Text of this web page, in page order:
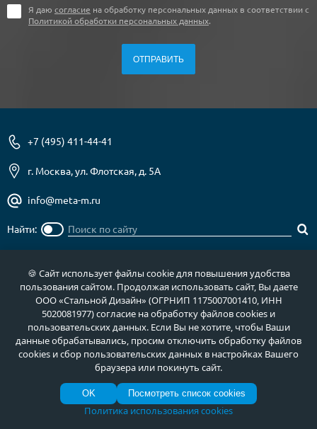
Я даю согласие на обработку персональных данных в соответствии с
Политикой обработки персональных данных.
+7 (495) 411-44-41
г. Москва, ул. Флотская, д. 5А
info@meta-m.ru
Найти:
О нас
Отзывы
Новости
Услуги
Как купить
Фото продукции
Гарантии и возврат
🍪 Сайт использует файлы cookie для повышения удобства
пользования сайтом. Продолжая использовать сайт, Вы даете
ООО «Стальной Дизайн» (ОГРНИП 1175007001410, ИНН
5020081977) согласие на обработку файлов cookies и
пользовательских данных. Если Вы не хотите, чтобы Ваши
данные обрабатывались, просим отключить обработку файлов
cookies и сбор пользовательских данных в настройках Вашего
браузера или покинуть сайт.
OK Посмотреть список cookies
Политика использования cookies